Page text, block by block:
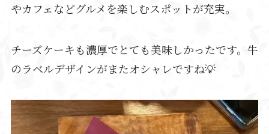
やカフェなどグルメを楽しむスポットが充実。
チーズケーキも濃厚でとても美味しかったです。牛
のラベルデザインがまたオシャレですね💡